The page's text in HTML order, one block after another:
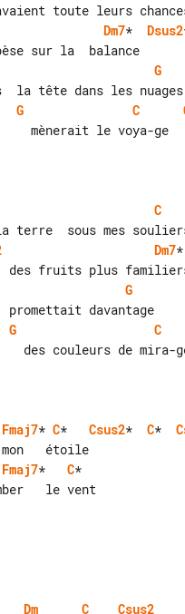
Dm7* Dsus2
G
G C
mènerait le voya-ge
C
Dm7
G
G C
des couleurs de mira-
Fmaj7* C* Csus2* C*
Fmaj7* C*
le vent
Dm C
Csus2